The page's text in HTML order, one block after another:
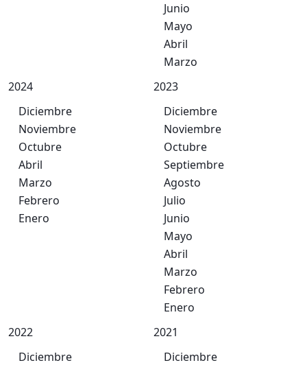
Junio
Mayo
Abril
Marzo
2024
Diciembre
Noviembre
Octubre
Abril
Marzo
Febrero
Enero
2023
Diciembre
Noviembre
Octubre
Septiembre
Agosto
Julio
Junio
Mayo
Abril
Marzo
Febrero
Enero
2022
Diciembre
2021
Diciembre